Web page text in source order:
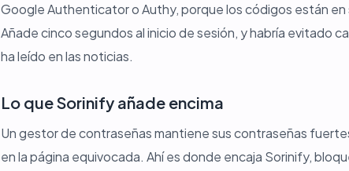
Google Authenticator o Authy, porque los códigos están
Añade cinco segundos al inicio de sesión, y habría evitado
ha leído en las noticias.
Lo que Sorinify añade encima
Un gestor de contraseñas mantiene sus contraseñas
en la página equivocada. Ahí es donde encaja Sorinify,